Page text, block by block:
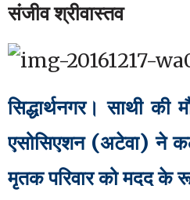
संजीव श्रीवास्तव
सिद्धार्थनगर। साथी
एसोसिएशन (अटेवा) ने
मृतक परिवार को मदद के